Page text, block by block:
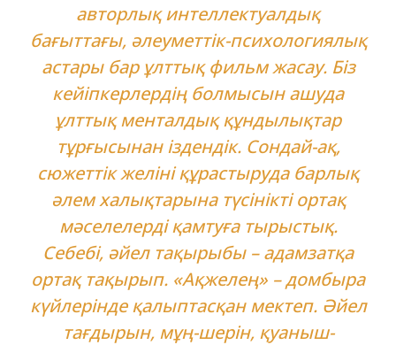
авторлық интеллектуалдық
бағыттағы, әлеуметтік-психологиялық
астары бар ұлттық фильм жасау. Біз
кейіпкерлердің болмысын ашуда
ұлттық менталдық құндылықтар
тұрғысынан іздендік. Сондай-ақ,
сюжеттік желіні құрастыруда барлық
әлем халықтарына түсінікті ортақ
мәселелерді қамтуға тырыстық.
Себебі, әйел тақырыбы – адамзатқа
ортақ тақырып. «Ақжелең» – домбыра
күйлерінде қалыптасқан мектеп. Әйел
тағдырын, мұң-шерін, қуаныш-